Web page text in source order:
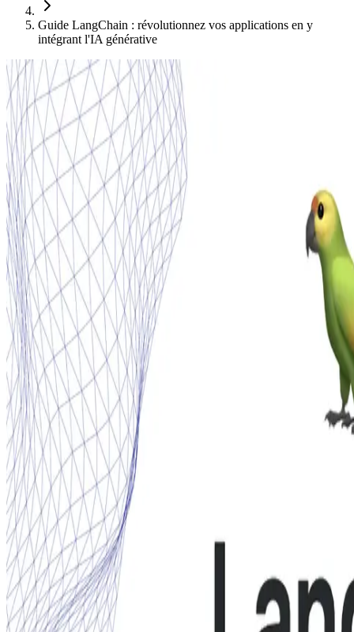
Guide LangChain : révolutionnez vos applications en y
intégrant l'IA générative